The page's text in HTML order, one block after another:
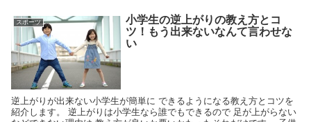
スポーツ
小学生の逆上がりの教え方とコ
ツ！もう出来ないなんて言わせな
い
逆上がりが出来ない小学生が簡単に できるようになる教え方とコツを
紹介します。 逆上がりは小学生なら誰でもできるので 足が上がらない